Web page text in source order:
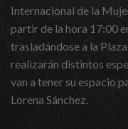
Internacional de la
partir de la hora 17:00
trasladándose a la
realizarán distintos
van a tener su espacio
Lorena Sánchez.